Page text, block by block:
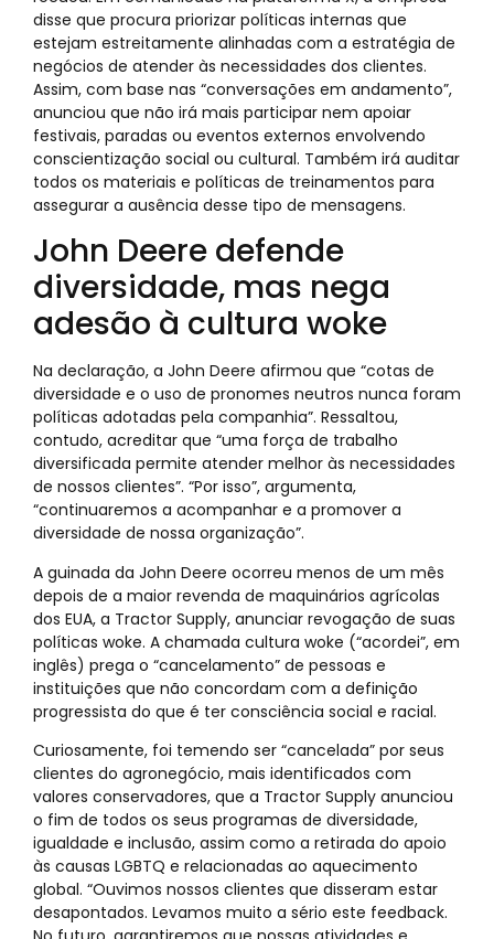
disse que procura priorizar políticas internas que
estejam estreitamente alinhadas com a estratégia de
negócios de atender às necessidades dos clientes.
Assim, com base nas “conversações em andamento”,
anunciou que não irá mais participar nem apoiar
festivais, paradas ou eventos externos envolvendo
conscientização social ou cultural. Também irá auditar
todos os materiais e políticas de treinamentos para
assegurar a ausência desse tipo de mensagens.
John Deere defende
diversidade, mas nega
adesão à cultura woke
Na declaração, a John Deere afirmou que “cotas de
diversidade e o uso de pronomes neutros nunca foram
políticas adotadas pela companhia”. Ressaltou,
contudo, acreditar que “uma força de trabalho
diversificada permite atender melhor às necessidades
de nossos clientes”. “Por isso”, argumenta,
“continuaremos a acompanhar e a promover a
diversidade de nossa organização”.
A guinada da John Deere ocorreu menos de um mês
depois de a maior revenda de maquinários agrícolas
dos EUA, a Tractor Supply, anunciar revogação de suas
políticas woke. A chamada cultura woke (“acordei”, em
inglês) prega o “cancelamento” de pessoas e
instituições que não concordam com a definição
progressista do que é ter consciência social e racial.
Curiosamente, foi temendo ser “cancelada” por seus
clientes do agronegócio, mais identificados com
valores conservadores, que a Tractor Supply anunciou
o fim de todos os seus programas de diversidade,
igualdade e inclusão, assim como a retirada do apoio
às causas LGBTQ e relacionadas ao aquecimento
global. “Ouvimos nossos clientes que disseram estar
desapontados. Levamos muito a sério este feedback.